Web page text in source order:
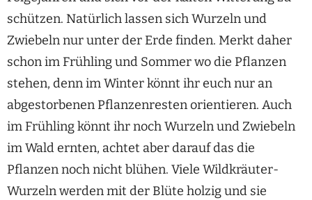
schützen. Natürlich lassen sich Wurzeln und
Zwiebeln nur unter der Erde finden. Merkt daher
schon im Frühling und Sommer wo die Pflanzen
stehen, denn im Winter könnt ihr euch nur an
abgestorbenen Pflanzenresten orientieren. Auch
im Frühling könnt ihr noch Wurzeln und Zwiebeln
im Wald ernten, achtet aber darauf das die
Pflanzen noch nicht blühen. Viele Wildkräuter-
Wurzeln werden mit der Blüte holzig und sie